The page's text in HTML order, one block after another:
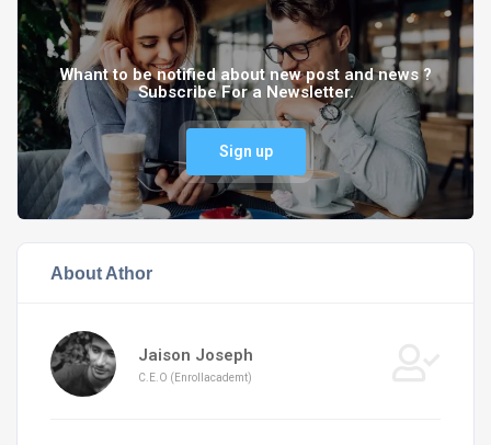
Whant to be notified about new post and news ?
Subscribe For a Newsletter.
Sign up
About Athor
Jaison Joseph
C.E.O (Enrollacademt)